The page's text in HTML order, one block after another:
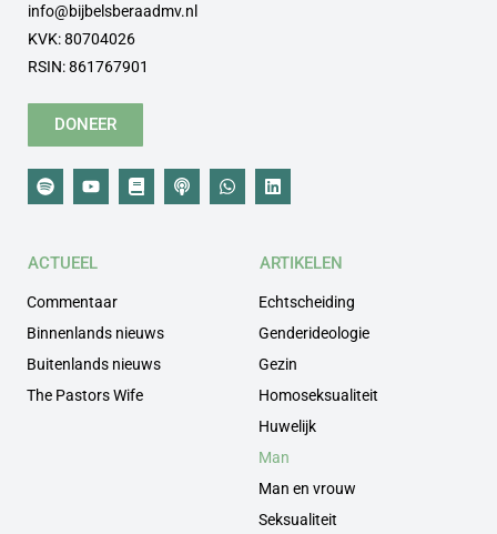
info@bijbelsberaadmv.nl
KVK: 80704026
RSIN: 861767901
DONEER
ACTUEEL
Commentaar
Binnenlands nieuws
Buitenlands nieuws
The Pastors Wife
ARTIKELEN
Echtscheiding
Genderideologie
Gezin
Homoseksualiteit
Huwelijk
Man
Man en vrouw
Seksualiteit